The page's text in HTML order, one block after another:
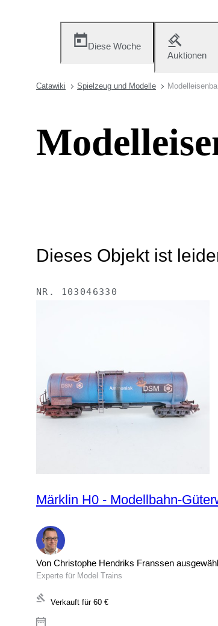
Diese Woche
Auktionen
Catawiki Spielzeug und Modelle
Dieses Objekt ist
NR. 103046330
Märklin H0 - Modellbahn-
Von Christophe Hendriks Franssen
Experte für Model Trains
Verkauft für 60 €